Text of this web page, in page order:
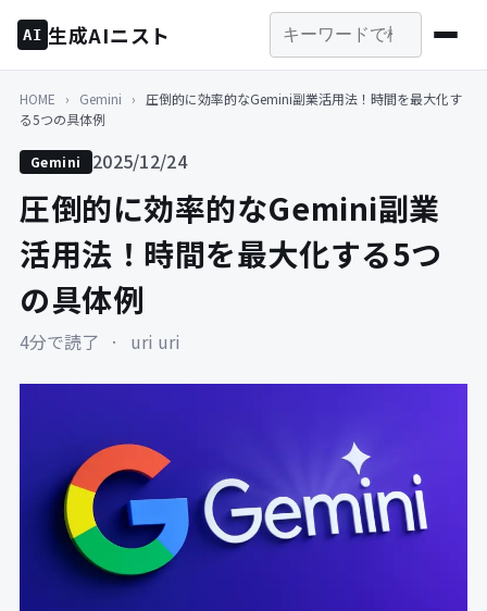
AI 生成AIニスト
HOME › Gemini ›
圧倒的に効率的なGemini副業活用法！時間を最大化す
る5つの具体例
Gemini 2025/12/24
圧倒的に効率的なGemini副業
活用法！時間を最大化する5つ
の具体例
4分で読了 · uri uri